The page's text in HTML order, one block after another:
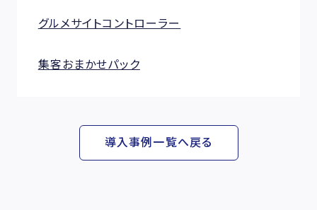
グルメサイトコントローラー
集客おまかせパック
導入事例一覧へ戻る